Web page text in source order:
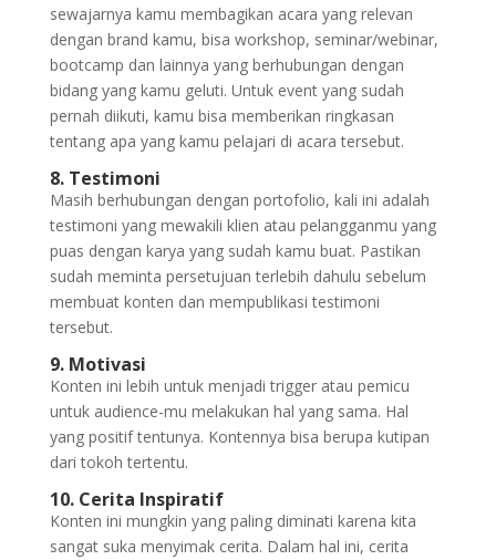
sewajarnya kamu membagikan acara yang relevan
dengan brand kamu, bisa workshop, seminar/webinar,
bootcamp dan lainnya yang berhubungan dengan
bidang yang kamu geluti. Untuk event yang sudah
pernah diikuti, kamu bisa memberikan ringkasan
tentang apa yang kamu pelajari di acara tersebut.
8. Testimoni
Masih berhubungan dengan portofolio, kali ini adalah
testimoni yang mewakili klien atau pelangganmu yang
puas dengan karya yang sudah kamu buat. Pastikan
sudah meminta persetujuan terlebih dahulu sebelum
membuat konten dan mempublikasi testimoni
tersebut.
9. Motivasi
Konten ini lebih untuk menjadi trigger atau pemicu
untuk audience-mu melakukan hal yang sama. Hal
yang positif tentunya. Kontennya bisa berupa kutipan
dari tokoh tertentu.
10. Cerita Inspiratif
Konten ini mungkin yang paling diminati karena kita
sangat suka menyimak cerita. Dalam hal ini, cerita